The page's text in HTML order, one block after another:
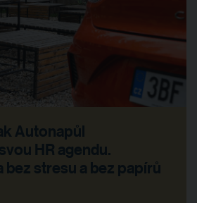
Autonapůl
HR agendu.
stresu a bez papírů